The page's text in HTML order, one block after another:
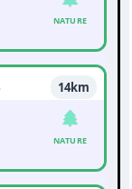
NATURE
14km
NATURE